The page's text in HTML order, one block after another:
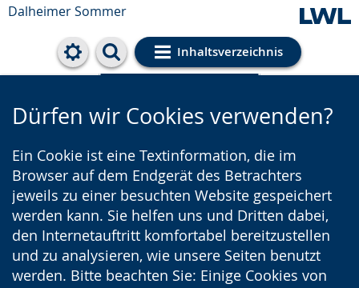
Dalheimer Sommer
Inhaltsverzeichnis
Cookie-Einstellungen
Dürfen wir Cookies verwenden?
Ein Cookie ist eine Textinformation, die im
Browser auf dem Endgerät des Betrachters
jeweils zu einer besuchten Website gespeichert
werden kann. Sie helfen uns und Dritten dabei,
den Internetauftritt komfortabel bereitzustellen
und zu analysieren, wie unsere Seiten benutzt
werden. Bitte beachten Sie: Einige Cookies von